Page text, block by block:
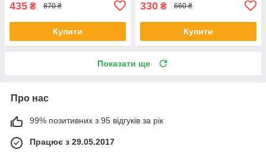
435 ₴ 870 ₴
Купити
330 ₴ 660 ₴
Купити
Показати ще
Про нас
99% позитивних з 95 відгуків за рік
Працює з 29.05.2017